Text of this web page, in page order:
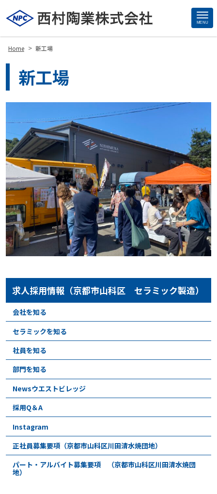
MENU
Home > 新工場
新工場
求人採用情報（京都市山科区 セラミック製造）
会社を知る
セラミックを知る
社員を知る
部門を知る
Newsウエストビレッジ
採用Q＆A
Instagram
正社員募集要項（京都市山科区川田清水焼団地）
パート・アルバイト募集要項 （京都市山科区川田清水焼団
地）
Site
Footer